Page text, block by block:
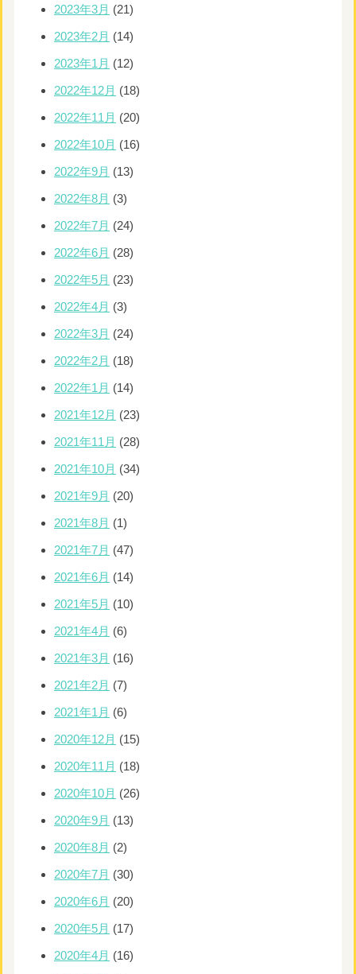
2023年3月 (21)
2023年2月 (14)
2023年1月 (12)
2022年12月 (18)
2022年11月 (20)
2022年10月 (16)
2022年9月 (13)
2022年8月 (3)
2022年7月 (24)
2022年6月 (28)
2022年5月 (23)
2022年4月 (3)
2022年3月 (24)
2022年2月 (18)
2022年1月 (14)
2021年12月 (23)
2021年11月 (28)
2021年10月 (34)
2021年9月 (20)
2021年8月 (1)
2021年7月 (47)
2021年6月 (14)
2021年5月 (10)
2021年4月 (6)
2021年3月 (16)
2021年2月 (7)
2021年1月 (6)
2020年12月 (15)
2020年11月 (18)
2020年10月 (26)
2020年9月 (13)
2020年8月 (2)
2020年7月 (30)
2020年6月 (20)
2020年5月 (17)
2020年4月 (16)